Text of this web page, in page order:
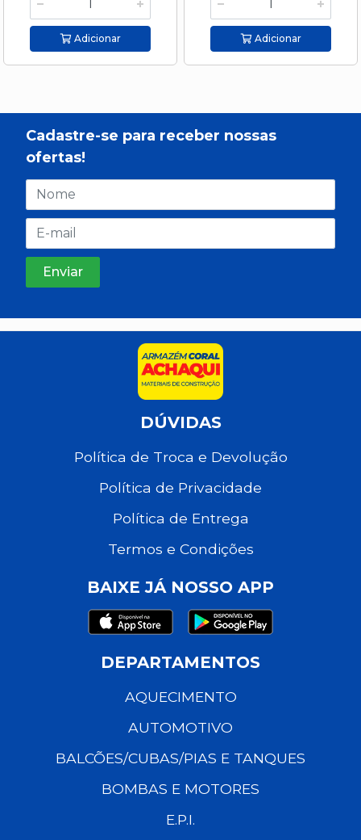
Adicionar Adicionar
Cadastre-se para receber nossas
ofertas!
DÚVIDAS
Política de Troca e Devolução
Política de Privacidade
Política de Entrega
Termos e Condições
BAIXE JÁ NOSSO APP
DEPARTAMENTOS
AQUECIMENTO
AUTOMOTIVO
BALCÕES/CUBAS/PIAS E TANQUES
BOMBAS E MOTORES
E.P.I.